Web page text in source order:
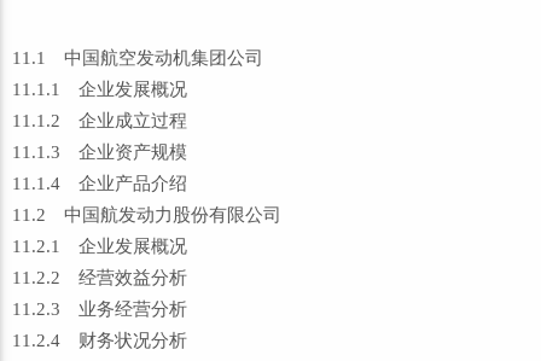
11.1 中国航空发动机集团公司
11.1.1 企业发展概况
11.1.2 企业成立过程
11.1.3 企业资产规模
11.1.4 企业产品介绍
11.2 中国航发动力股份有限公司
11.2.1 企业发展概况
11.2.2 经营效益分析
11.2.3 业务经营分析
11.2.4 财务状况分析